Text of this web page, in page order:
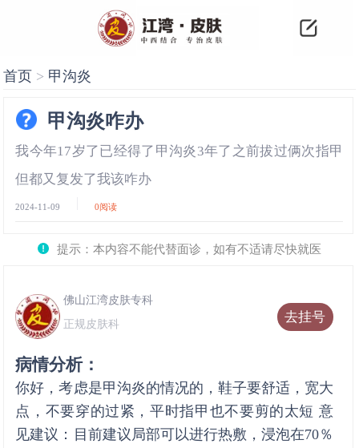
首页 > 甲沟炎
甲沟炎咋办
我今年17岁了已经得了甲沟炎3年了之前拔过俩次指甲
但都又复发了我该咋办
2024-11-09 0阅读
提示：本内容不能代替面诊，如有不适请尽快就医
去挂号
佛山江湾皮肤专科
正规皮肤科
病情分析：
你好，考虑是甲沟炎的情况的，鞋子要舒适，宽大
点，不要穿的过紧，平时指甲也不要剪的太短 意
见建议：目前建议局部可以进行热敷，浸泡在70％